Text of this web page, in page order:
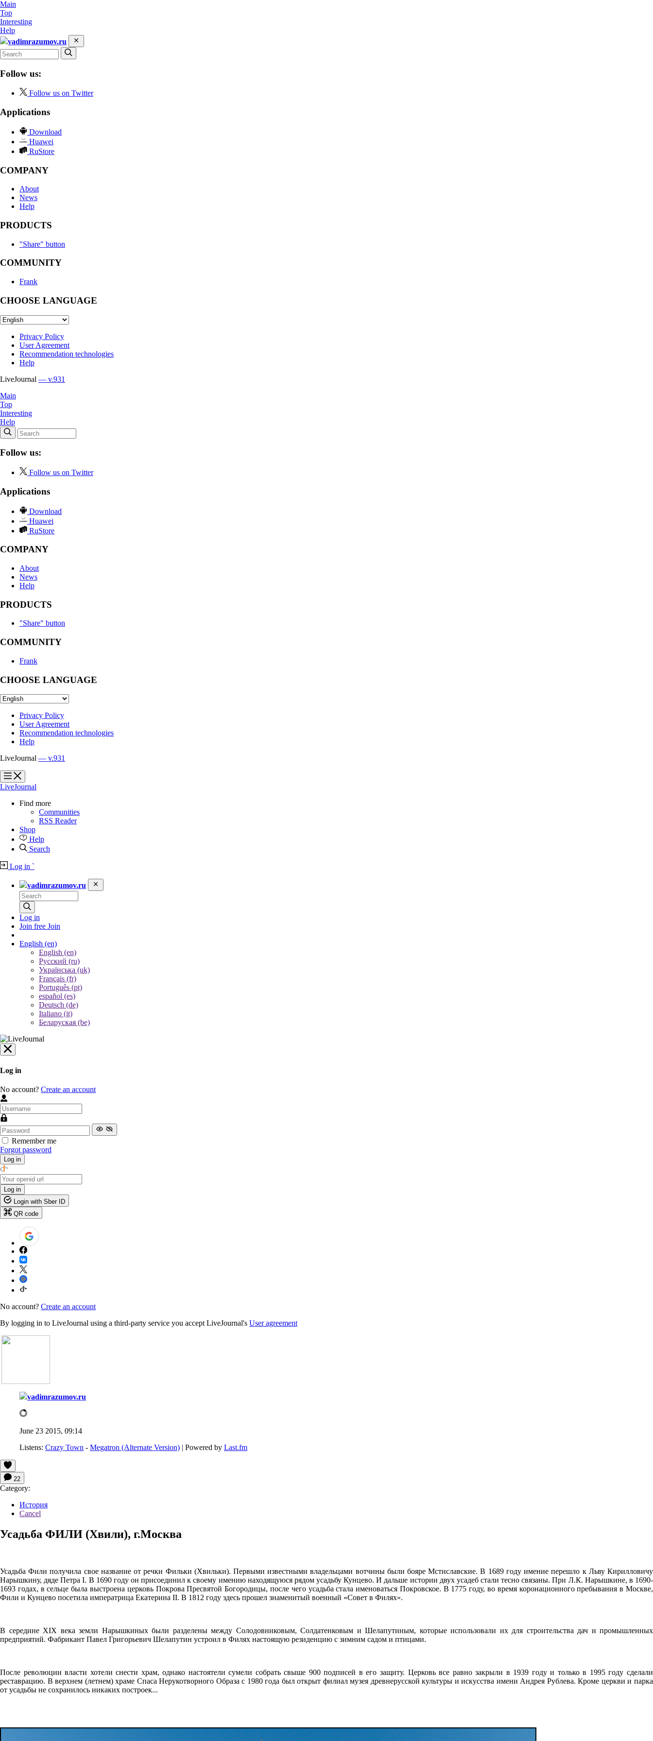
Main
Top
Interesting
Help
vadimrazumov.ru
Follow us:
Follow us on Twitter
Applications
Download
Huawei
RuStore
COMPANY
About
News
Help
PRODUCTS
"Share" button
COMMUNITY
Frank
CHOOSE LANGUAGE
Privacy Policy
User Agreement
Recommendation technologies
Help
LiveJournal — v.931
Main
Top
Interesting
Help
Follow us:
Follow us on Twitter
Applications
Download
Huawei
RuStore
COMPANY
About
News
Help
PRODUCTS
"Share" button
COMMUNITY
Frank
CHOOSE LANGUAGE
Privacy Policy
User Agreement
Recommendation technologies
Help
LiveJournal — v.931
?
?
LiveJournal
Find more
Communities
RSS Reader
Shop
Help
Search
Log in `
vadimrazumov.ru
Log in
Join free Join
English (en)
English (en)
Русский (ru)
Українська (uk)
Français (fr)
Português (pt)
español (es)
Deutsch (de)
Italiano (it)
Беларуская (be)
Log in
No account? Create an account
Remember me
Forgot password
Log in
Log in
Login with Sber ID
QR code
No account? Create an account
By logging in to LiveJournal using a third-party service you accept LiveJournal's User agreement
vadimrazumov.ru
June 23 2015, 09:14
Listens: Crazy Town - Megatron (Alternate Version) | Powered by Last.fm
22
Category:
История
Cancel
Усадьба ФИЛИ (Хвили), г.Москва
Усадьба Фили получила свое название от речки Фильки (Хвильки). Первыми известными владельцами вотчины были бояре Мстиславские. В 1689 году имение перешло к Льву Кирилловичу
Нарышкину, дяде Петра I. В 1690 году он присоединил к своему имению находящуюся рядом усадьбу Кунцево. И дальше истории двух усадеб стали тесно связаны. При Л.К. Нарышкине, в 1690-
1693 годах, в сельце была выстроена церковь Покрова Пресвятой Богородицы, после чего усадьба стала именоваться Покровское. В 1775 году, во время коронационного пребывания в Москве,
Фили и Кунцево посетила императрица Екатерина II. В 1812 году здесь прошел знаменитый военный «Совет в Филях».
В середине XIX века земли Нарышкиных были разделены между Солодовниковым, Солдатенковым и Шелапутиным, которые использовали их для строительства дач и промышленных
предприятий. Фабрикант Павел Григорьевич Шелапутин устроил в Филях настоящую резиденцию с зимним садом и птицами.
После революции власти хотели снести храм, однако настоятели сумели собрать свыше 900 подписей в его защиту. Церковь все равно закрыли в 1939 году и только в 1995 году сделали
реставрацию. В верхнем (летнем) храме Спаса Нерукотворного Образа с 1980 года был открыт филиал музея древнерусской культуры и искусства имени Андрея Рублева. Кроме церкви и парка
от усадьбы не сохранилось никаких построек...